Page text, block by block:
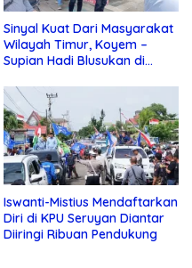
Sinyal Kuat Dari Masyarakat
Wilayah Timur, Koyem –
Supian Hadi Blusukan di
Iswanti-Mistius Mendaftarkan
Diri di KPU Seruyan Diantar
Diiringi Ribuan Pendukung